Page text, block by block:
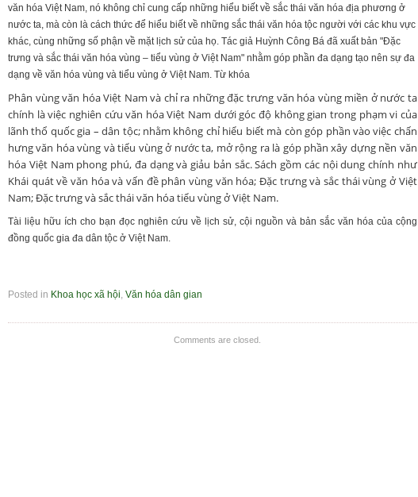
văn hóa Việt Nam, nó không chỉ cung cấp những hiểu biết về sắc thái văn hóa địa phương ở
nước ta, mà còn là cách thức để hiểu biết về những sắc thái văn hóa tộc người với các khu vực
khác, cùng những số phận về mặt lịch sử của họ. Tác giả Huỳnh Công Bá đã xuất bản "Đặc
trưng và sắc thái văn hóa vùng – tiểu vùng ở Việt Nam" nhằm góp phần đa dạng tạo nên sự đa
dạng về văn hóa vùng và tiểu vùng ở Việt Nam. Từ khóa
Phân vùng văn hóa Việt Nam và chỉ ra những đặc trưng văn hóa vùng miền ở nước ta
chính là việc nghiên cứu văn hóa Việt Nam dưới góc độ không gian trong phạm vi của
lãnh thổ quốc gia – dân tộc; nhằm không chỉ hiểu biết mà còn góp phần vào việc chấn
hưng văn hóa vùng và tiểu vùng ở nước ta, mở rộng ra là góp phần xây dựng nền văn
hóa Việt Nam phong phú, đa dạng và giảu bản sắc. Sách gồm các nội dung chính như
Khái quát về văn hóa và vấn đề phân vùng văn hóa; Đặc trưng và sắc thái vùng ở Việt
Nam; Đặc trưng và sắc thái văn hóa tiểu vùng ở Việt Nam.
Tài liệu hữu ích cho bạn đọc nghiên cứu về lịch sử, cội nguồn và bản sắc văn hóa của cộng
đồng quốc gia đa dân tộc ở Việt Nam.
Posted in Khoa học xã hội Văn hóa dân gian
Comments are closed.